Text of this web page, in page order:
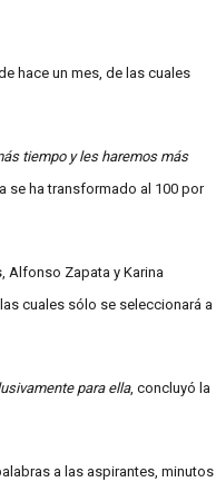
hace un mes, de las cuales
tiempo y les haremos más
se ha transformado al 100 por
Alfonso Zapata y Karina
cuales sólo se seleccionará a
para ella, concluyó la
a las aspirantes, minutos